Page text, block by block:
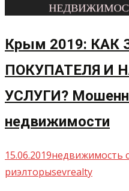
Крым 2019: КАК
ПОКУПАТЕЛЯ И
УСЛУГИ?
недвижимости
15.06.2019недвижимость
риэлторыsevrealty